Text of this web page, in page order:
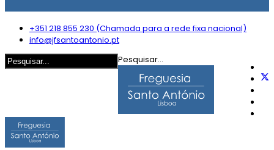
+351 218 855 230 (Chamada para a rede fixa nacional)
info@jfsantoantonio.pt
Pesquisar...